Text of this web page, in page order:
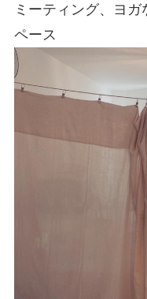
ミーティング、ヨ
ペース